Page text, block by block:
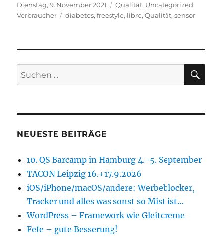
Veröffentlicht
am
Dienstag, 9. November 2021 Kategorien
Qualität, Uncategorized,
Verbraucher
Schlagwörter
diabetes,freestyle, libre,Qualität,sensor
Suchen
nach:
NEUESTE BEITRÄGE
10. QS Barcamp in Hamburg 4.-5. September
TACON Leipzig 16.+17.9.2026
iOS/iPhone/macOS/andere: Werbeblocker,
Tracker und alles was sonst so Mist ist…
WordPress – Framework wie Gleitcreme
Fefe – gute Besserung!